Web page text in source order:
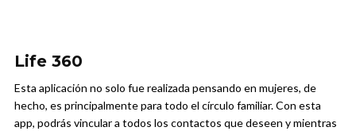
Life 360
Esta aplicación no solo fue realizada pensando en mujeres, de
hecho, es principalmente para todo el círculo familiar. Con esta
app, podrás vincular a todos los contactos que deseen y mientras